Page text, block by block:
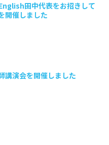
田中代表をお招きして
開催しました
講演会を開催しました